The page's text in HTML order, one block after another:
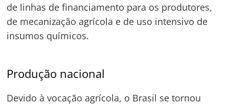
de linhas de financiamento para os produtores,
de mecanização agrícola e de uso intensivo de
insumos químicos.
Produção nacional
Devido à vocação agrícola, o Brasil se tornou